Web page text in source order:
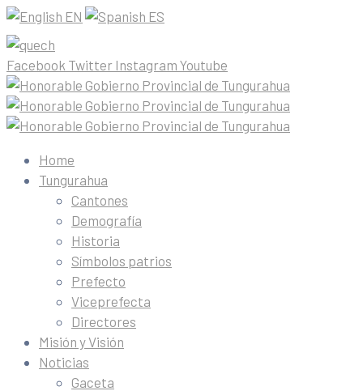
EN ES
Facebook Twitter Instagram Youtube
Home
Tungurahua
Cantones
Demografía
Historia
Símbolos patrios
Prefecto
Viceprefecta
Directores
Misión y Visión
Noticias
Gaceta